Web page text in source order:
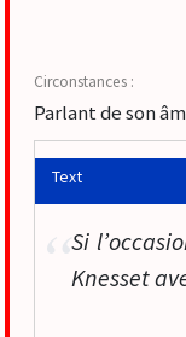
Parlant de son
Text
Si
Knesset